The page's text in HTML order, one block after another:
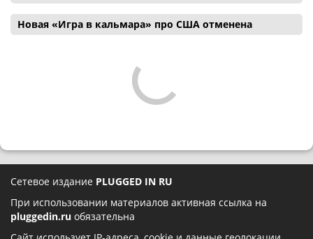
Новая «Игра в кальмара» про США отменена
Сетевое издание PLUGGED IN RU
При использовании материалов активная ссылка на
pluggedin.ru обязательна